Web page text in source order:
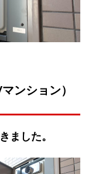
ンション）
ました。